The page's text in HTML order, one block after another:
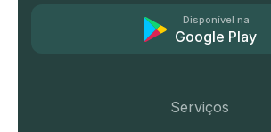
Disponível na
Google Play
Serviços